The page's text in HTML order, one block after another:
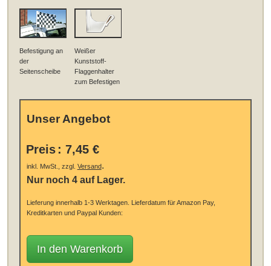
Befestigung an
der
Seitenscheibe
Weißer
Kunststoff-
Flaggenhalter
zum Befestigen
Unser Angebot
Preis : 7,45 €
inkl. MwSt., zzgl. Versand.
Nur noch 4 auf Lager.
Lieferung innerhalb 1-3 Werktagen. Lieferdatum für Amazon Pay,
Kreditkarten und Paypal Kunden:
In den Warenkorb